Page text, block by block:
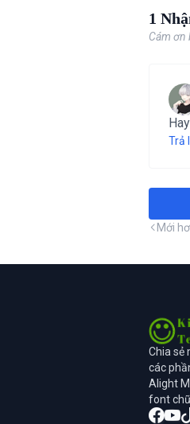
1
Cám ơn
Trả
Mới
Chia sẻ
các
Alight
font